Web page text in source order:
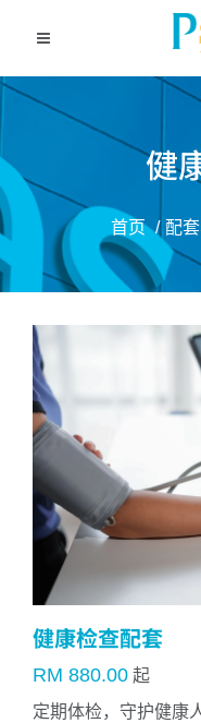
健
首页 配
健康检查配套
RM 880.00 起
定期体检，守护健